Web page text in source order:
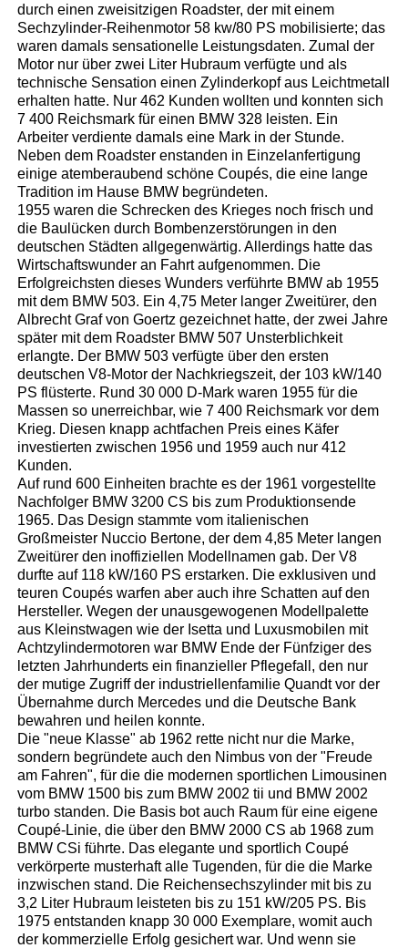
durch einen zweisitzigen Roadster, der mit einem
Sechzylinder-Reihenmotor 58 kw/80 PS mobilisierte; das
waren damals sensationelle Leistungsdaten. Zumal der
Motor nur über zwei Liter Hubraum verfügte und als
technische Sensation einen Zylinderkopf aus Leichtmetall
erhalten hatte. Nur 462 Kunden wollten und konnten sich
7 400 Reichsmark für einen BMW 328 leisten. Ein
Arbeiter verdiente damals eine Mark in der Stunde.
Neben dem Roadster enstanden in Einzelanfertigung
einige atemberaubend schöne Coupés, die eine lange
Tradition im Hause BMW begründeten.
1955 waren die Schrecken des Krieges noch frisch und
die Baulücken durch Bombenzerstörungen in den
deutschen Städten allgegenwärtig. Allerdings hatte das
Wirtschaftswunder an Fahrt aufgenommen. Die
Erfolgreichsten dieses Wunders verführte BMW ab 1955
mit dem BMW 503. Ein 4,75 Meter langer Zweitürer, den
Albrecht Graf von Goertz gezeichnet hatte, der zwei Jahre
später mit dem Roadster BMW 507 Unsterblichkeit
erlangte. Der BMW 503 verfügte über den ersten
deutschen V8-Motor der Nachkriegszeit, der 103 kW/140
PS flüsterte. Rund 30 000 D-Mark waren 1955 für die
Massen so unerreichbar, wie 7 400 Reichsmark vor dem
Krieg. Diesen knapp achtfachen Preis eines Käfer
investierten zwischen 1956 und 1959 auch nur 412
Kunden.
Auf rund 600 Einheiten brachte es der 1961 vorgestellte
Nachfolger BMW 3200 CS bis zum Produktionsende
1965. Das Design stammte vom italienischen
Großmeister Nuccio Bertone, der dem 4,85 Meter langen
Zweitürer den inoffiziellen Modellnamen gab. Der V8
durfte auf 118 kW/160 PS erstarken. Die exklusiven und
teuren Coupés warfen aber auch ihre Schatten auf den
Hersteller. Wegen der unausgewogenen Modellpalette
aus Kleinstwagen wie der Isetta und Luxusmobilen mit
Achtzylindermotoren war BMW Ende der Fünfziger des
letzten Jahrhunderts ein finanzieller Pflegefall, den nur
der mutige Zugriff der industriellenfamilie Quandt vor der
Übernahme durch Mercedes und die Deutsche Bank
bewahren und heilen konnte.
Die "neue Klasse" ab 1962 rette nicht nur die Marke,
sondern begründete auch den Nimbus von der "Freude
am Fahren", für die die modernen sportlichen Limousinen
vom BMW 1500 bis zum BMW 2002 tii und BMW 2002
turbo standen. Die Basis bot auch Raum für eine eigene
Coupé-Linie, die über den BMW 2000 CS ab 1968 zum
BMW CSi führte. Das elegante und sportlich Coupé
verkörperte musterhaft alle Tugenden, für die die Marke
inzwischen stand. Die Reichensechszylinder mit bis zu
3,2 Liter Hubraum leisteten bis zu 151 kW/205 PS. Bis
1975 entstanden knapp 30 000 Exemplare, womit auch
der kommerzielle Erfolg gesichert war. Und wenn sie